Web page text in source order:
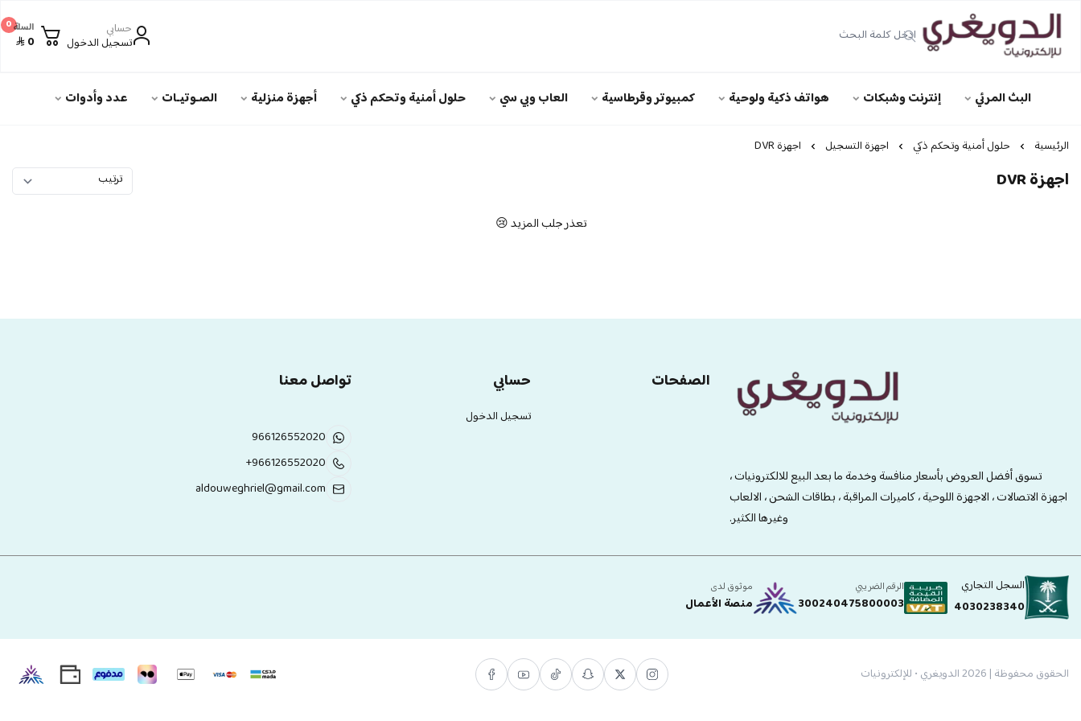
الدويغري • للإلكترونيات
حسابي
تسجيل الدخول
0السلة
0
البث المرئي إنترنت وشبكات هواتف ذكية ولوحية كمبيوتر وقرطاسية العاب وبي سي حلول أمنية وتحكم ذكي أجهزة منزلية الصـوتيـات عدد وأدوات
الرئيسية حلول أمنية وتحكم ذكي اجهزة التسجيل اجهزة DVR
اجهزة DVR
تعذر جلب المزيد 😢
تسوق أفضل العروض بأسعار منافسة وخدمة ما بعد البيع للالكترونيات ،
اجهزة الاتصالات ، الاجهزة اللوحية ، كاميرات المراقبة ، بطاقات الشحن ، الالعاب
وغيرها الكثير.
الصفحات حسابي
تسجيل الدخول
تواصل معنا
966126552020
+966126552020
aldouweghriel@gmail.com
السجل التجاري
4030238340
الرقم الضريبي
300240475800003
موثوق لدى
منصة الأعمال
الحقوق محفوظة | 2026 الدويغري • للإلكترونيات